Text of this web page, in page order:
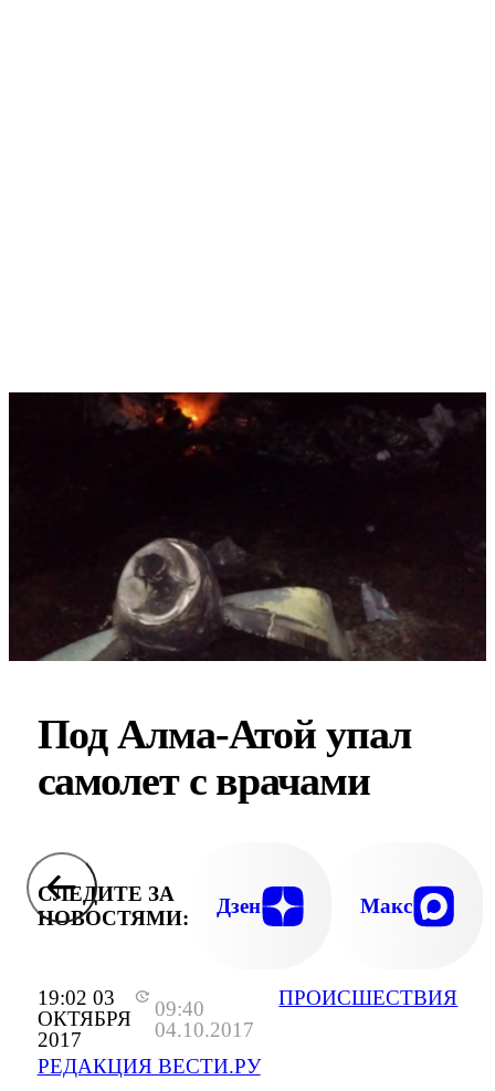
19:02 03
ОКТЯБРЯ
2017
09:40
04.10.2017
РЕДАКЦИЯ ВЕСТИ.РУ
ПРОИСШЕСТВИЯ
Под Алма-Атой упал
самолет с врачами
СЛЕДИТЕ ЗА
НОВОСТЯМИ:
Дзен Макс